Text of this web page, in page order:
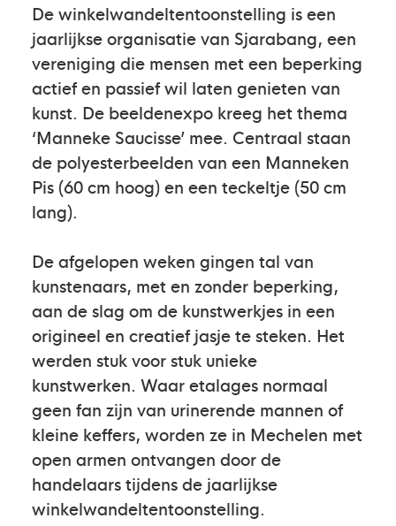
De winkelwandeltentoonstelling is een
jaarlijkse organisatie van Sjarabang, een
vereniging die mensen met een beperking
actief en passief wil laten genieten van
kunst. De beeldenexpo kreeg het thema
‘Manneke Saucisse’ mee. Centraal staan
de polyesterbeelden van een Manneken
Pis (60 cm hoog) en een teckeltje (50 cm
lang).
De afgelopen weken gingen tal van
kunstenaars, met en zonder beperking,
aan de slag om de kunstwerkjes in een
origineel en creatief jasje te steken. Het
werden stuk voor stuk unieke
kunstwerken. Waar etalages normaal
geen fan zijn van urinerende mannen of
kleine keffers, worden ze in Mechelen met
open armen ontvangen door de
handelaars tijdens de jaarlijkse
winkelwandeltentoonstelling.